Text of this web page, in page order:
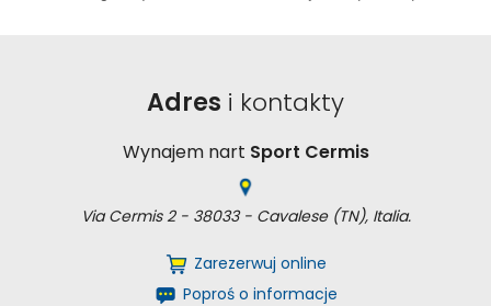
Adres i kontakty
Wynajem nart Sport Cermis
Via Cermis 2 - 38033 - Cavalese (TN), Italia.
Zarezerwuj online
Poproś o informacje